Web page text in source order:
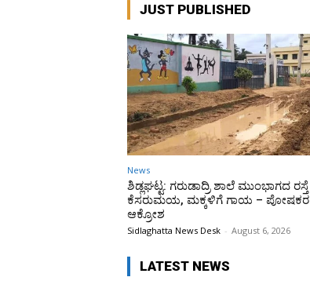
JUST PUBLISHED
News
ಶಿಡ್ಲಘಟ್ಟ: ಗರುಡಾದ್ರಿ ಶಾಲೆ ಮುಂಭಾಗದ ರಸ್ತೆ
ಕೆಸರುಮಯ, ಮಕ್ಕಳಿಗೆ ಗಾಯ – ಪೋಷಕರ
ಆಕ್ರೋಶ
Sidlaghatta News Desk - August 6, 2026
LATEST NEWS